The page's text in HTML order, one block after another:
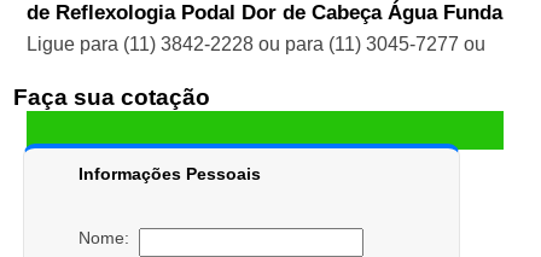
de Reflexologia Podal Dor de Cabeça Água Funda
Ligue para (11) 3842-2228ou para (11) 3045-7277 ou
Faça sua cotação
Informações Pessoais
Nome: